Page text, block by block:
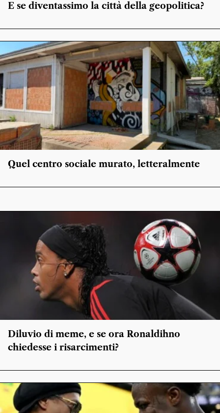
E se diventassimo la città della geopolitica?
Quel centro sociale murato, letteralmente
Diluvio di meme, e se ora Ronaldihno
chiedesse i risarcimenti?